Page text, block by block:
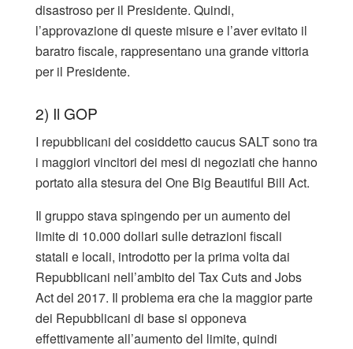
disastroso per il Presidente. Quindi,
l’approvazione di queste misure e l’aver evitato il
baratro fiscale, rappresentano una grande vittoria
per il Presidente.
2) Il GOP
I repubblicani del cosiddetto caucus SALT sono tra
i maggiori vincitori dei mesi di negoziati che hanno
portato alla stesura del One Big Beautiful Bill Act.
Il gruppo stava spingendo per un aumento del
limite di 10.000 dollari sulle detrazioni fiscali
statali e locali, introdotto per la prima volta dai
Repubblicani nell’ambito del Tax Cuts and Jobs
Act del 2017. Il problema era che la maggior parte
dei Repubblicani di base si opponeva
effettivamente all’aumento del limite, quindi